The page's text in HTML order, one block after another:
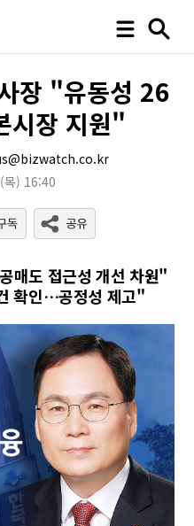
장 "유동성 26
시장 지원"
(목) 16:40
매도 접근성 개선 차원"
확인…공정성 제고"